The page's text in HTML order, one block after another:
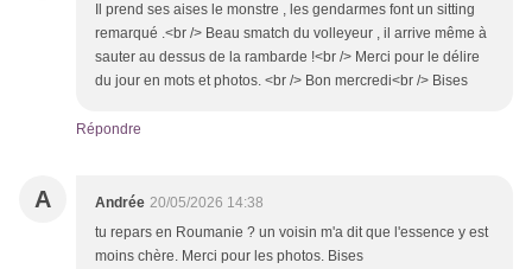
Il prend ses aises le monstre , les gendarmes font un sitting
remarqué .<br /> Beau smatch du volleyeur , il arrive même à
sauter au dessus de la rambarde !<br /> Merci pour le délire
du jour en mots et photos. <br /> Bon mercredi<br /> Bises
Répondre
A Andrée 20/05/2026 14:38
tu repars en Roumanie ? un voisin m'a dit que l'essence y est
moins chère. Merci pour les photos. Bises